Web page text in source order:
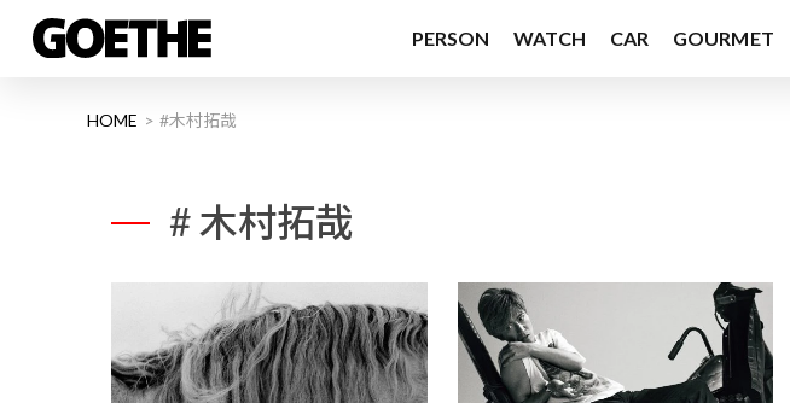
PERSON WATCH CAR GOURMET
HOME #木村拓哉
# 木村拓哉